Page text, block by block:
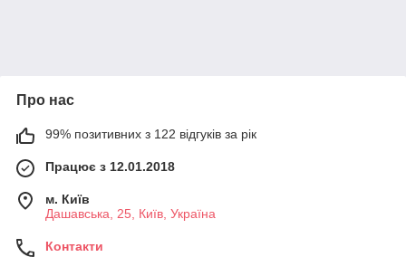
Про нас
99% позитивних з 122 відгуків за рік
Працює з 12.01.2018
м. Київ
Дашавська, 25, Київ, Україна
Контакти